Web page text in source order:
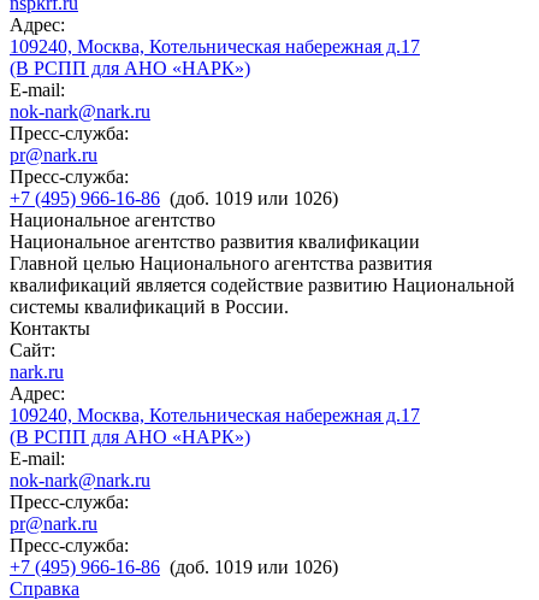
Адрес:
109240, Москва, Котельническая набережная д.17
(В РСПП для АНО «НАРК»)
E-mail:
nok-nark@nark.ru
Пресс-служба:
pr@nark.ru
Пресс-служба:
+7 (495) 966-16-86 (доб. 1019 или 1026)
Национальное агентство
Национальное агентство развития квалификации
Главной целью Национального агентства развития
квалификаций является содействие развитию Национальной
системы квалификаций в России.
Контакты
Сайт:
nark.ru
Адрес:
109240, Москва, Котельническая набережная д.17
(В РСПП для АНО «НАРК»)
E-mail:
nok-nark@nark.ru
Пресс-служба:
pr@nark.ru
Пресс-служба:
+7 (495) 966-16-86 (доб. 1019 или 1026)
Справка